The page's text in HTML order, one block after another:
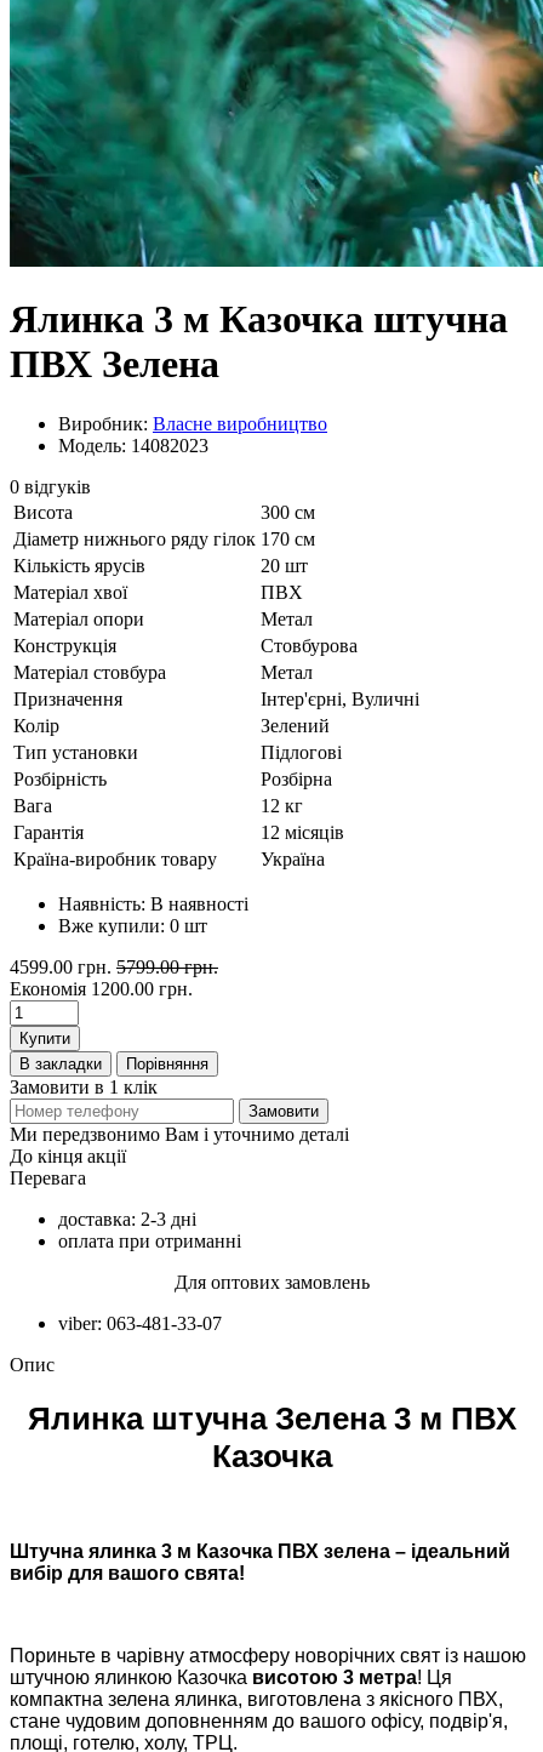
Ялинка 3 м Казочка штучна
ПВХ Зелена
Виробник: Власне виробництво
Модель: 14082023
0 відгуків
Висота
300 см
Діаметр нижнього ряду гілок 170 см
Кількість ярусів
20 шт
Матеріал хвої
ПВХ
Матеріал опори
Метал
Конструкція
Стовбурова
Матеріал стовбура
Метал
Призначення
Інтер'єрні, Вуличні
Колір
Зелений
Тип установки
Підлогові
Розбірність
Розбірна
Вага
12 кг
Гарантія
12 місяців
Країна-виробник товару
Україна
Наявність: В наявності
Вже купили: 0 шт
4599.00 грн. 5799.00 грн.
Економія 1200.00 грн.
Купити
В закладки
Порівняння
Замовити в 1 клік
Замовити
Ми передзвонимо Вам і уточнимо деталі
До кінця акції
Перевага
доставка: 2-3 дні
оплата при отриманні
Для оптових замовлень
viber: 063-481-33-07
Опис
Ялинка штучна Зелена 3 м ПВХ
Казочка
Штучна ялинка 3 м Казочка ПВХ зелена – ідеальний
вибір для вашого свята!
Пориньте в чарівну атмосферу новорічних свят із нашою
штучною ялинкою Казочка висотою 3 метра! Ця
компактна зелена ялинка, виготовлена з якісного ПВХ,
стане чудовим доповненням до вашого офісу, подвір'я,
площі, готелю, холу, ТРЦ.